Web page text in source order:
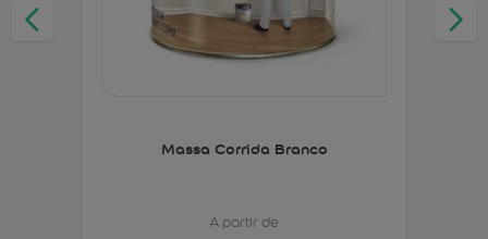
Massa Corrida Branco
A partir de